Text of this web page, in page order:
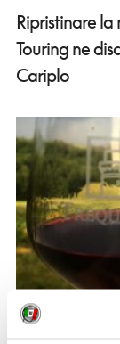
Ripristinare
Touring ne
Cariplo